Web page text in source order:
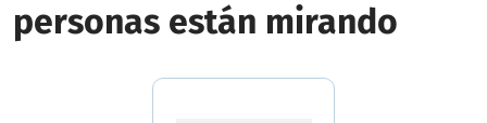
personas están mirando